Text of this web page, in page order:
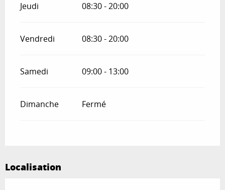
Jeudi 08:30 - 20:00
Vendredi 08:30 - 20:00
Samedi 09:00 - 13:00
Dimanche Fermé
Localisation